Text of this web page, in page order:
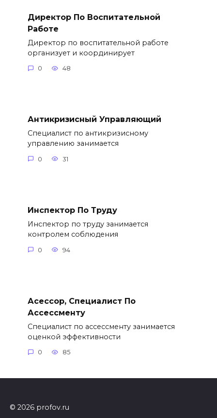
Директор По Воспитательной
Работе
Директор по воспитательной работе
организует и координирует
0 48
Антикризисный Управляющий
Специалист по антикризисному
управлению занимается
0 31
Инспектор По Труду
Инспектор по труду занимается
контролем соблюдения
0 94
Асессор, Специалист По
Ассессменту
Специалист по ассессменту занимается
оценкой эффективности
0 85
© 2026 profov.ru